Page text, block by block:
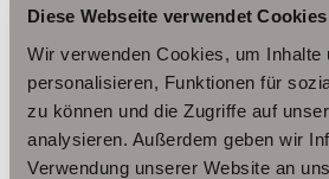
Diese Webseite verwendet Cookies
Wir verwenden Cookies, um Inhalte
personalisieren, Funktionen für
zu können und die Zugriffe auf
analysieren. Außerdem geben wir
Verwendung unserer Website an
Ansprechpartner
Frau Beate Schelkmann
Telefon: 004936124036202
Telefax: 004936124026179